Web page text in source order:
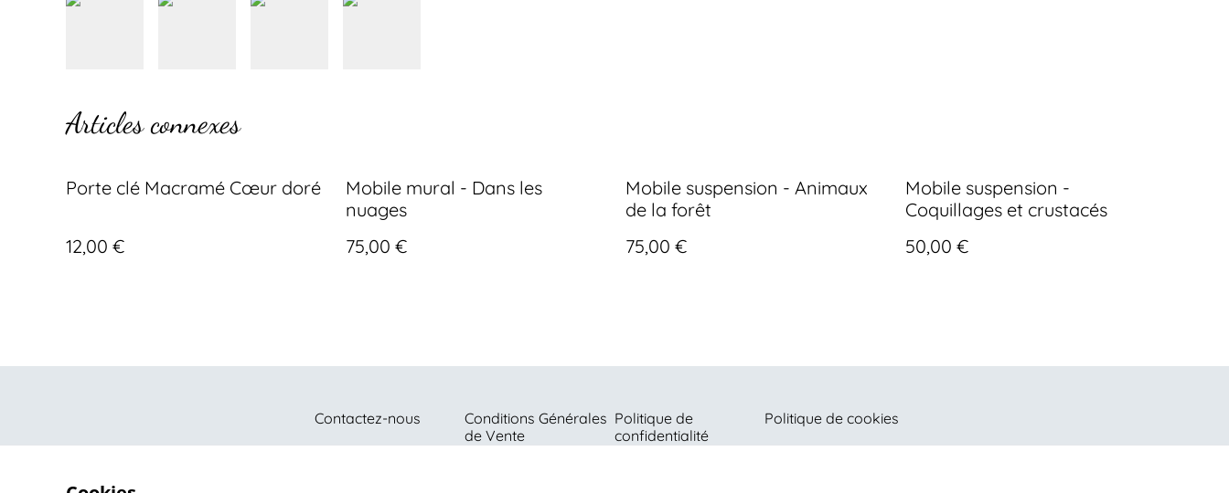
Articles connexes
Porte clé Macramé Cœur doré
12,00 €
Mobile mural - Dans les
nuages
75,00 €
Mobile suspension - Animaux
de la forêt
75,00 €
Mobile suspension -
Coquillages et crustacés
50,00 €
Contactez-nous
Conditions Générales
de Vente
Politique de
confidentialité
Politique de cookies